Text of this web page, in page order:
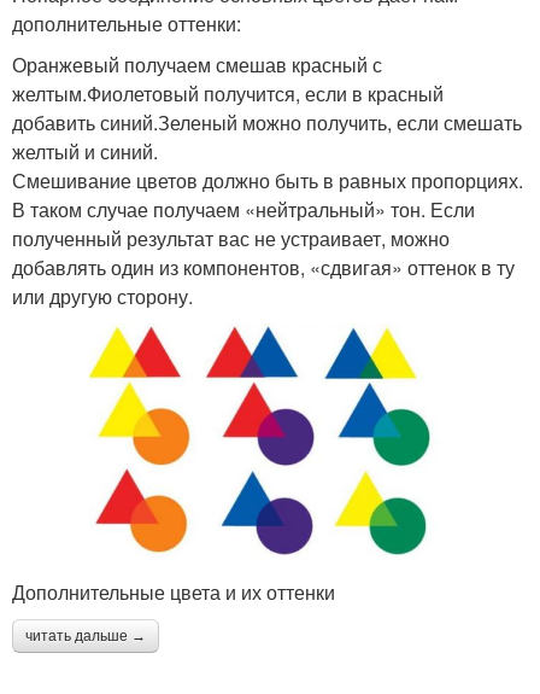
дополнительные оттенки:
Оранжевый получаем смешав красный с
желтым.Фиолетовый получится, если в красный
добавить синий.Зеленый можно получить, если смешать
желтый и синий.
Смешивание цветов должно быть в равных пропорциях.
В таком случае получаем «нейтральный» тон. Если
полученный результат вас не устраивает, можно
добавлять один из компонентов, «сдвигая» оттенок в ту
или другую сторону.
Дополнительные цвета и их оттенки
читать дальше →